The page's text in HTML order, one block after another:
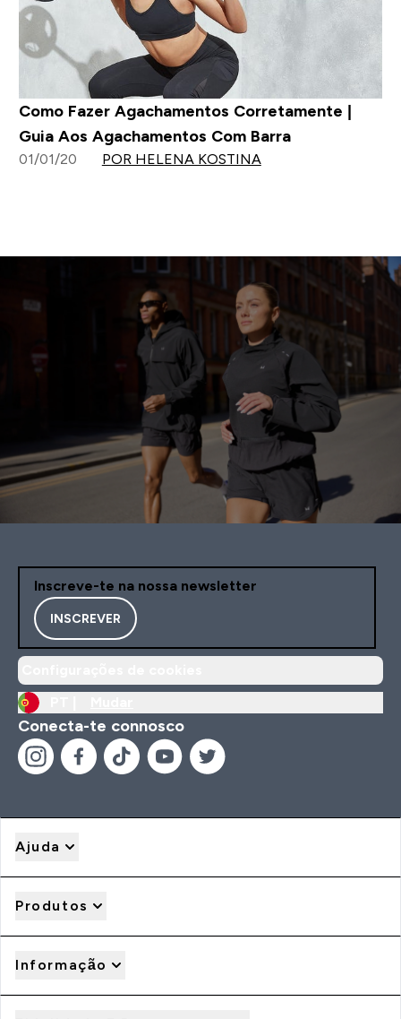
Como Fazer Agachamentos Corretamente |
Guia Aos Agachamentos Com Barra
01/01/20 POR HELENA KOSTINA
Inscreve-te na nossa newsletter
INSCREVER
Conecta-te connosco
Ajuda
Produtos
Informação